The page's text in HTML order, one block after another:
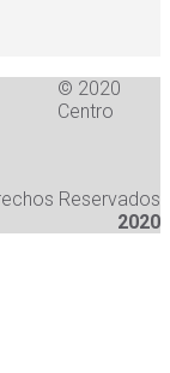
© 2020
Centro
Reservados
2020